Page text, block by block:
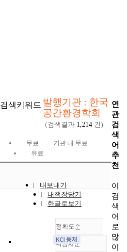
검색키워드 발행기관 : 한국
공간환경학회
(검색결과 1,214 건)
무료
기관 내 무료
유료
내보내기
내책장담기
한글로보기
정확도순
정확도
내림차순
연
관
검
색
어
추
천
이
검
색
어
로
많
이